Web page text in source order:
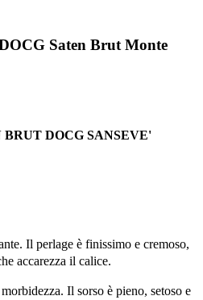
Saten Brut Monte
DOCG SANSEVE'
Il perlage è finissimo e cremoso,
accarezza il calice.
Il sorso è pieno, setoso e